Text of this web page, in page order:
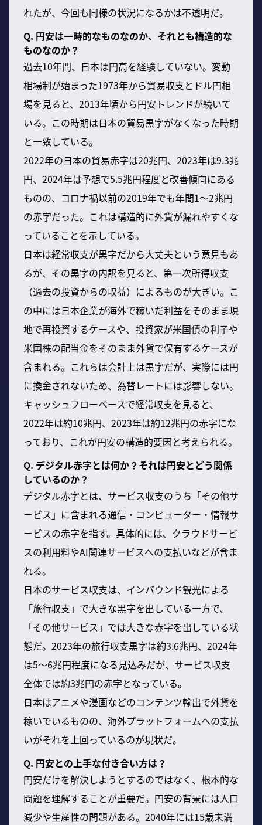
れたが、今回も同様の状況になるかは不透明だ。
Q. 円安は一時的なものなのか、それとも構造的な
ものなのか？
過去10年間、日本は円高を経験していない。変動
相場制が始まった1973年から貿易収支とドル円相
場を見ると、2013年頃から円安トレンドが続いて
いる。この時期は日本の貿易黒字がなくなった時期
と一致している。
2022年の日本の貿易赤字は20兆円、2023年は9.3兆
円、2024年は予想で5.5兆円程度と改善傾向にある
ものの、コロナ禍以前の2019年でも年間1〜2兆円
の赤字だった。これは構造的に外貨が漏れやすくな
っていることを示している。
日本は経常収支が黒字だから大丈夫という意見もあ
るが、その黒字の内訳を見ると、第一次所得収支
（過去の投資からの収益）によるものが大きい。こ
の中には日本企業が海外で稼いだ利益をそのまま現
地で再投資するケースや、投資家が米国債の利子や
米国株の配当金をそのまま外貨で保有するケースが
含まれる。これらは会計上は黒字だが、実際には円
に換金されないため、為替レートには影響しない。
キャッシュフローベースで経常収支を見ると、
2022年は約10兆円、2023年は約12兆円の赤字にな
っており、これが円安の構造的要因と考えられる。
Q. デジタル赤字とは何か？それは円安とどう関係
しているのか？
デジタル赤字とは、サービス収支のうち「その他サ
ービス」に含まれる通信・コンピューター・情報サ
ービスの赤字を指す。具体的には、クラウドサービ
スの利用料やAI関連サービスへの支払いなどが含ま
れる。
日本のサービス収支は、インバウンド観光による
「旅行収支」で大きな黒字を出している一方で、
「その他サービス」では大きな赤字を出している状
態だ。2023年の旅行収支黒字は約3.6兆円、2024年
は5〜6兆円程度になる見込みだが、サービス収支
全体では約3兆円の赤字となっている。
日本はアニメや漫画などのコンテンツ輸出で外貨を
稼いでいるものの、海外プラットフォームへの支払
いがそれを上回っているのが現状だ。
Q. 円安との上手な付き合い方は？
円安だけを解決しようとするのではなく、根本的な
問題を理解することが重要だ。円安の背景には人口
減少や生産性の問題がある。2040年には15歳未満